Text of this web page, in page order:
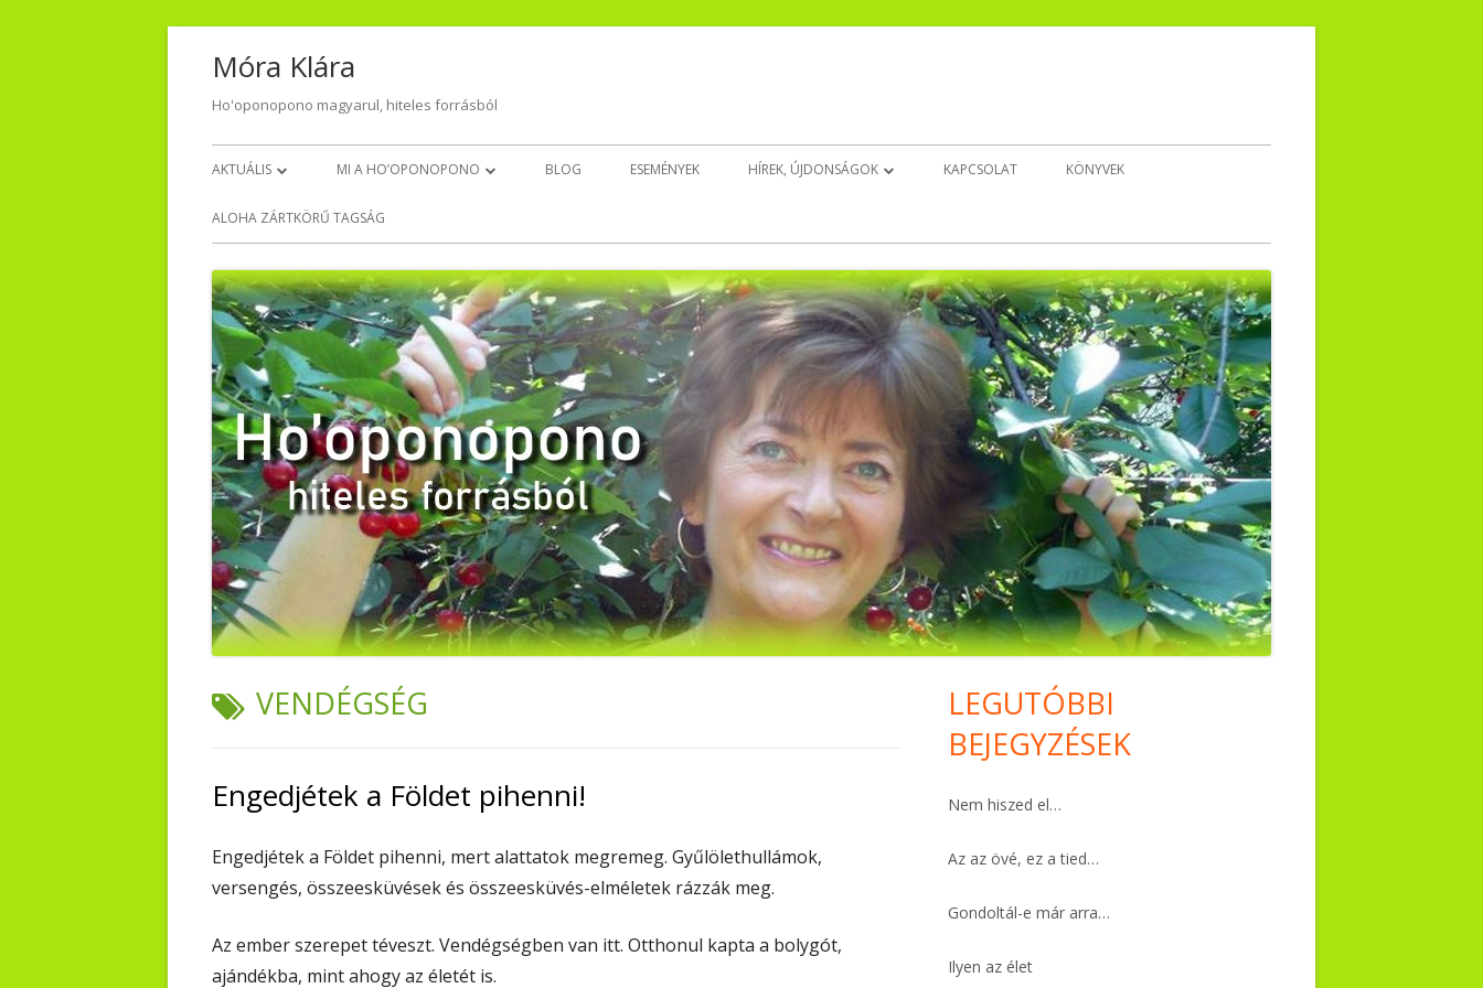
Móra Klára
Ho'oponopono magyarul, hiteles forrásból
Primary
Menu
AKTUÁLIS
NAPI HÁLA
MI A HO’OPONOPONO
VISSZAJELZÉSEK – TŐLETEK
BLOG ESEMÉNYEK HÍREK, ÚJDONSÁGOK
BELSŐ GYERMEK DÉDELGETŐ ÚJ!
ALUDJ JÓL!
EZT NYISD KI, HA…
EGÉSZSÉGEDRE!
ELENGEDÉS
HÁLA MINDENÉRT. KOMOLYAN.
FELEMELŐ
PÉNZTÁRCA
MEGBOCSÁTÁS
FÜGGÉSTŐL SZABADON
KAPCSOLAT KÖNYVEK
ALOHA ZÁRTKÖRŰ TAGSÁG
TAG:
VENDÉGSÉG
Engedjétek a Földet pihenni!
Engedjétek a Földet pihenni, mert alattatok megremeg. Gyűlölethullámok,
versengés, összeesküvések és összeesküvés-elméletek rázzák meg.
Az ember szerepet téveszt. Vendégségben van itt. Otthonul kapta a bolygót,
ajándékba, mint ahogy az életét is.
Main
Sidebar
LEGUTÓBBI
BEJEGYZÉSEK
Nem hiszed el…
Az az övé, ez a tied…
Gondoltál-e már arra…
Ilyen az élet